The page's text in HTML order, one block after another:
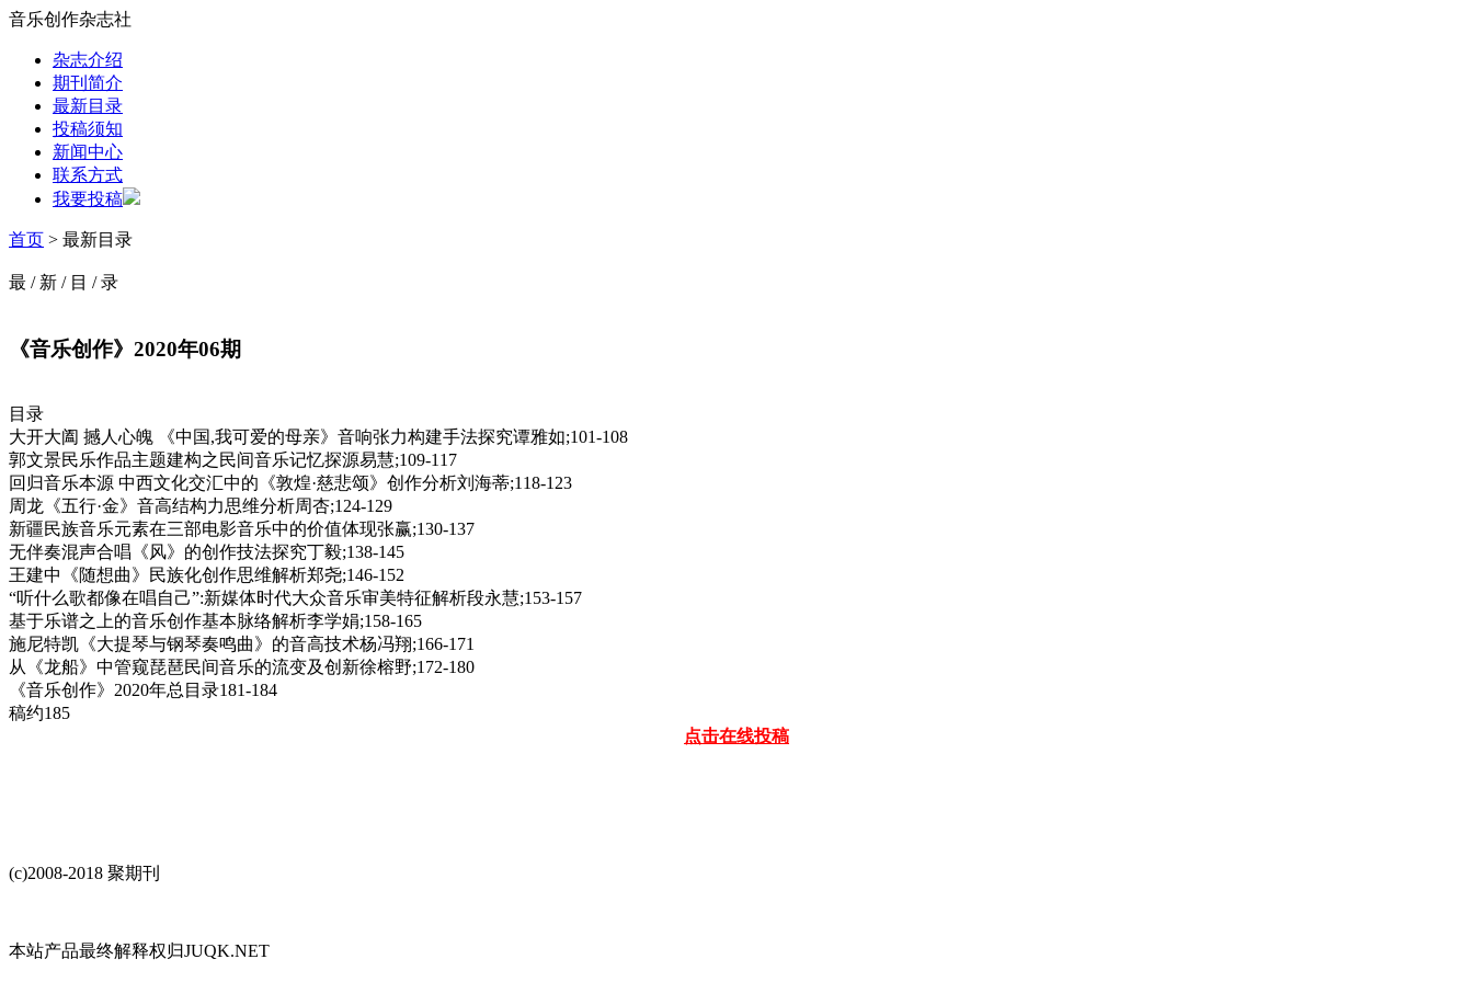
音乐创作杂志社
杂志介绍
期刊简介
最新目录
投稿须知
新闻中心
联系方式
我要投稿
首页 > 最新目录
最 / 新 / 目 /录
《音乐创作》2020年06期
目录
大开大阖 撼人心魄 《中国,我可爱的母亲》音响张力构建手法探究谭雅如;101-108
郭文景民乐作品主题建构之民间音乐记忆探源易慧;109-117
回归音乐本源 中西文化交汇中的《敦煌·慈悲颂》创作分析刘海蒂;118-123
周龙《五行·金》音高结构力思维分析周杏;124-129
新疆民族音乐元素在三部电影音乐中的价值体现张赢;130-137
无伴奏混声合唱《风》的创作技法探究丁毅;138-145
王建中《随想曲》民族化创作思维解析郑尧;146-152
“听什么歌都像在唱自己”:新媒体时代大众音乐审美特征解析段永慧;153-157
基于乐谱之上的音乐创作基本脉络解析李学娟;158-165
施尼特凯《大提琴与钢琴奏鸣曲》的音高技术杨冯翔;166-171
从《龙船》中管窥琵琶民间音乐的流变及创新徐榕野;172-180
《音乐创作》2020年总目录181-184
稿约185
点击在线投稿
(c)2008-2018 聚期刊
本站产品最终解释权归JUQK.NET